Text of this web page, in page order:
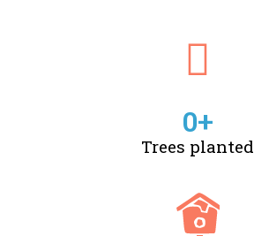
Trees planted
0+